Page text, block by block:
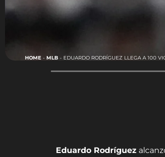
HOME- MLB- EDUARDO RODRÍGUEZ LLEGA A 100
Eduardo Rodríguez